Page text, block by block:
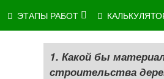
ЭТАПЫ РАБОТ
1. Какой бы
строительства